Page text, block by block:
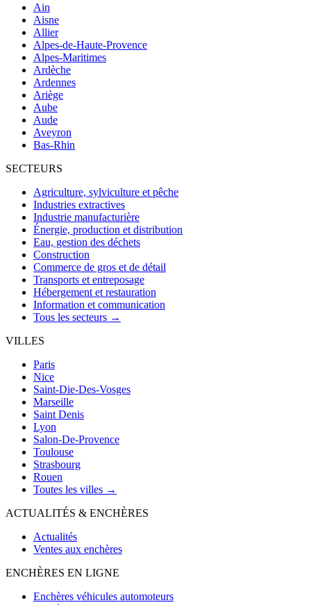
Ain
Aisne
Allier
Alpes-de-Haute-Provence
Alpes-Maritimes
Ardèche
Ardennes
Ariège
Aube
Aude
Aveyron
Bas-Rhin
SECTEURS
Agriculture, sylviculture et pêche
Industries extractives
Industrie manufacturière
Énergie, production et distribution
Eau, gestion des déchets
Construction
Commerce de gros et de détail
Transports et entreposage
Hébergement et restauration
Information et communication
Tous les secteurs →
VILLES
Paris
Nice
Saint-Die-Des-Vosges
Marseille
Saint Denis
Lyon
Salon-De-Provence
Toulouse
Strasbourg
Rouen
Toutes les villes →
ACTUALITÉS & ENCHÈRES
Actualités
Ventes aux enchères
ENCHÈRES EN LIGNE
Enchères véhicules automoteurs